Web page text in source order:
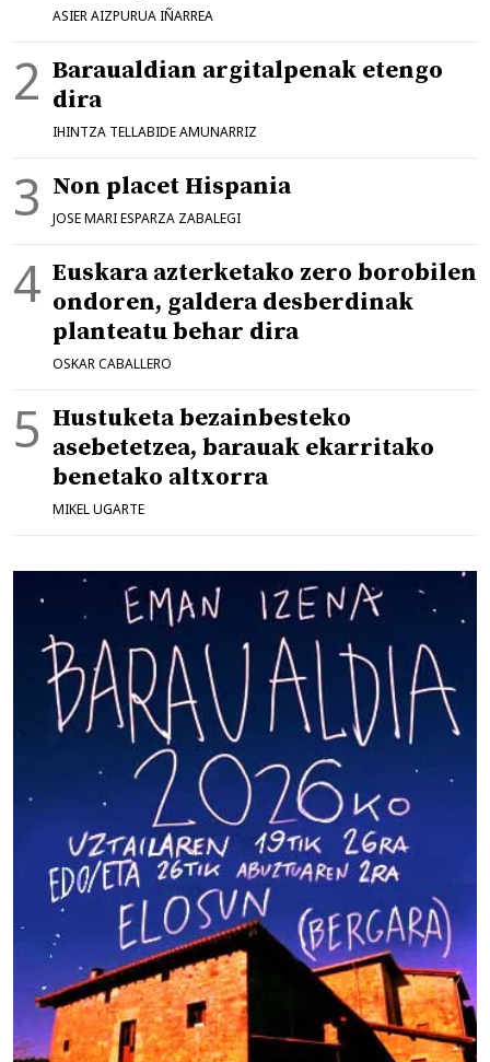
ASIER AIZPURUA IÑARREA
Baraualdian argitalpenak etengo
dira
IHINTZA TELLABIDE AMUNARRIZ
Non placet Hispania
JOSE MARI ESPARZA ZABALEGI
Euskara azterketako zero borobilen
ondoren, galdera desberdinak
planteatu behar dira
OSKAR CABALLERO
Hustuketa bezainbesteko
asebetetzea, barauak ekarritako
benetako altxorra
MIKEL UGARTE